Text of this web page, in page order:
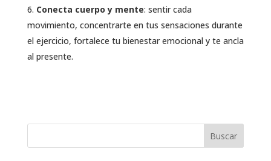
Conecta cuerpo y mente: sentir cada
movimiento, concentrarte en tus sensaciones durante
el ejercicio, fortalece tu bienestar emocional y te ancla
al presente.
Buscar